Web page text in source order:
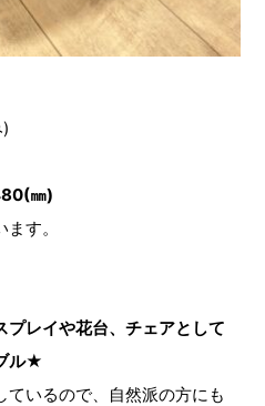
㎜)
す。
プレイや花台、チェアとして
ル★
いるので、自然派の方にも